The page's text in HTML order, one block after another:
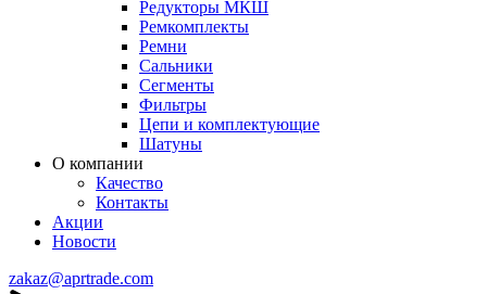
Редукторы МКШ
Ремкомплекты
Ремни
Сальники
Сегменты
Фильтры
Цепи и комплектующие
Шатуны
О компании
Качество
Контакты
Акции
Новости
zakaz@aprtrade.com